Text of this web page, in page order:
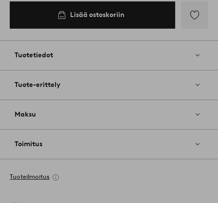
Lisää ostoskoriin
Tuotetiedot
Tuote-erittely
Maksu
Toimitus
Tuoteilmoitus